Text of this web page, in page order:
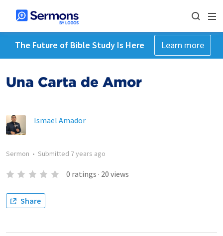
The Future of Bible Study Is Here Learn more
Una Carta de Amor
Ismael Amador
Sermon • Submitted 7 years ago
0 ratings · 20 views
Share